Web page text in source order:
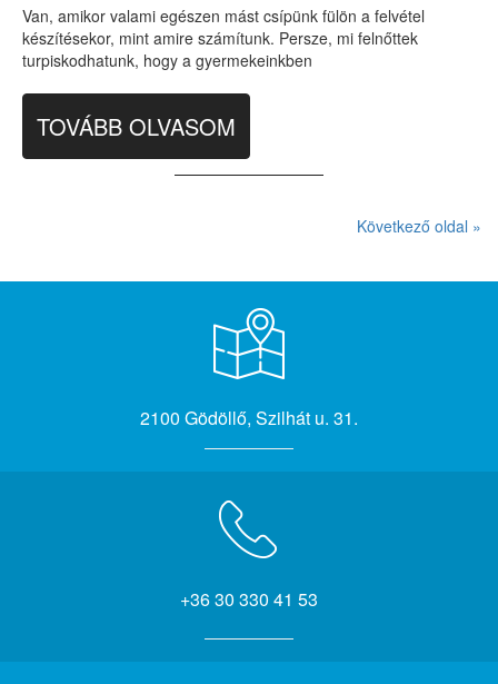
Van, amikor valami egészen mást csípünk fülön a felvétel
készítésekor, mint amire számítunk. Persze, mi felnőttek
turpiskodhatunk, hogy a gyermekeinkben
TOVÁBB OLVASOM
Következő oldal »
2100 Gödöllő, Szilhát u. 31.
+36 30 330 41 53